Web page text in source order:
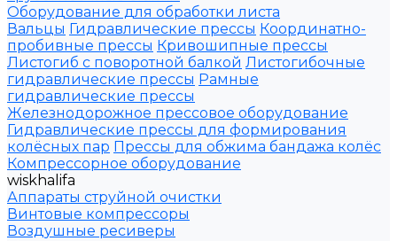
Оборудование для обработки листа
Вальцы Гидравлические прессы Координатно-
пробивные прессы Кривошипные прессы
Листогиб с поворотной балкой Листогибочные
гидравлические прессы Рамные
гидравлические прессы
Железнодорожное прессовое оборудование
Гидравлические прессы для формирования
колёсных пар Прессы для обжима бандажа колёс
Компрессорное оборудование
wiskhalifa
Аппараты струйной очистки
Винтовые компрессоры
Воздушные ресиверы